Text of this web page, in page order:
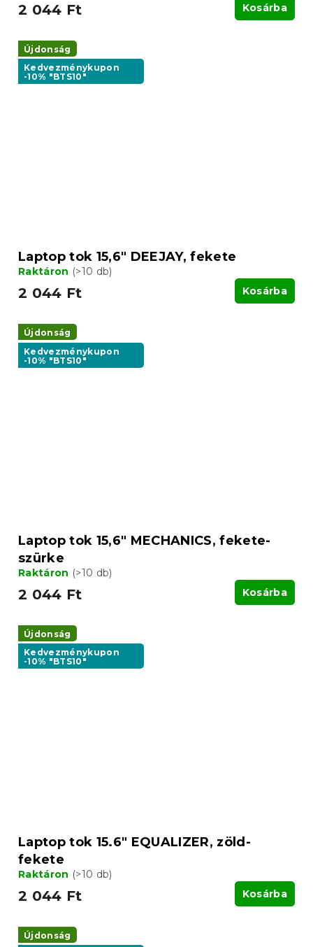
2 044 Ft Kosárba
Újdonság
Kedvezménykupon
-10% "BTS10"
Laptop tok 15,6" DEEJAY, fekete
Raktáron (>10 db)
2 044 Ft Kosárba
Újdonság
Kedvezménykupon
-10% "BTS10"
Laptop tok 15,6" MECHANICS, fekete-
szürke
Raktáron (>10 db)
2 044 Ft Kosárba
Újdonság
Kedvezménykupon
-10% "BTS10"
Laptop tok 15.6" EQUALIZER, zöld-
fekete
Raktáron (>10 db)
2 044 Ft Kosárba
Újdonság